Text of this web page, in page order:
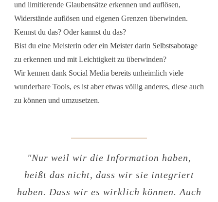
und limitierende Glaubensätze erkennen und auflösen,
Widerstände auflösen und eigenen Grenzen überwinden.
Kennst du das? Oder kannst du das?
Bist du eine Meisterin oder ein Meister darin Selbstsabotage
zu erkennen und mit Leichtigkeit zu überwinden?
Wir kennen dank Social Media bereits unheimlich viele
wunderbare Tools, es ist aber etwas völlig anderes, diese auch
zu können und umzusetzen.
"Nur weil wir die Information haben,
heißt das nicht, dass wir sie integriert
haben. Dass wir es wirklich können. Auch